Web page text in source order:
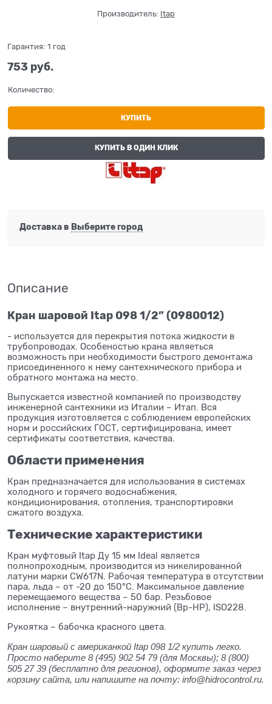
Производитель: Itap
Гарантия: 1 год
753 руб.
Количество:
КУПИТЬ
КУПИТЬ В ОДИН КЛИК
Доставка в Выберите город
Описание
Кран шаровой Itap 098 1/2” (0980012)
- используется для перекрытия потока жидкости в
трубопроводах. Особеностью крана являеться
возможность при необходимости быстрого демонтажа
присоединенного к нему сантехнического прибора и
обратного монтажа на место.
Выпускается известной компанией по производству
инженерной сантехники из Италии – Итап. Вся
продукция изготовляется с соблюдением европейских
норм и российских ГОСТ, сертифицирована, имеет
сертификаты соответствия, качества.
Области применения
Кран предназначается для использования в системах
холодного и горячего водоснабжения,
кондиционирования, отопления, транспортировки
сжатого воздуха.
Технические характеристики
Кран муфтовый Itap Ду 15 мм Ideal является
полнопроходным, производится из никелированной
латуни марки CW617N. Рабочая температура в отсутствии
пара, льда – от -20 до 150°C. Максимальное давление
перемещаемого вещества – 50 бар. Резьбовое
исполнение – внутренний-наружний (Вр-НР), ISO228.
Рукоятка – бабочка красного цвета.
Кран шаровый с американкой Itap 098 1/2 купить легко.
Просто наберите 8 (495) 902 54 79 (для Москвы); 8 (800)
505 27 39 (бесплатно для регионов), оформите заказ через
корзину сайта, или напишите на почту: info@hidrocontrol.ru.